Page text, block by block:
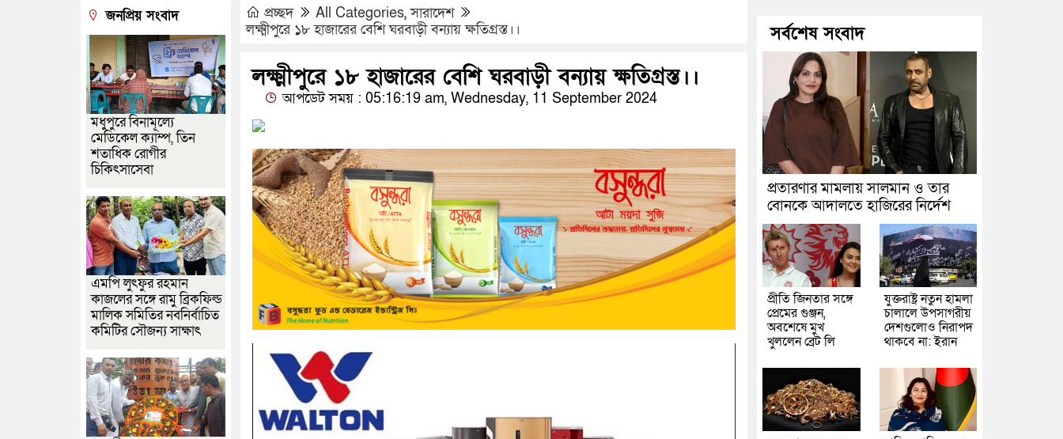
প্রচ্ছদ All Categories,সারাদেশ
লক্ষ্মীপুরে ১৮ হাজারের বেশি ঘরবাড়ী বন্যায় ক্ষতিগ্রস্ত।।
লক্ষ্মীপুরে ১৮ হাজারের বেশি ঘরবাড়ী বন্যায় ক্ষতিগ্রস্ত।।
আপডেট সময় : 05:16:19 am, Wednesday, 11 September 2024
জনপ্রিয় সংবাদ
মধুপুরে বিনামূল্যে
মেডিকেল ক্যাম্প, তিন
শতাধিক রোগীর
চিকিৎসাসেবা
এমপি লুৎফুর রহমান
কাজলের সঙ্গে রামু ব্রিকফিল্ড
মালিক সমিতির নবনির্বাচিত
কমিটির সৌজন্য সাক্ষাৎ
সর্বশেষ সংবাদ
প্রতারণার মামলায় সালমান ও তার
বোনকে আদালতে হাজিরের নির্দেশ
প্রীতি জিনতার সঙ্গে
প্রেমের গুঞ্জন,
অবশেষে মুখ
খুললেন ব্রেট লি
যুক্তরাষ্ট্র নতুন হামলা
চালালে উপসাগরীয়
দেশগুলোও নিরাপদ
থাকবে না: ইরান